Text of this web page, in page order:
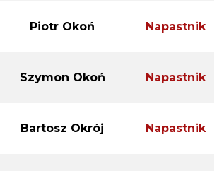
Piotr Okoń Napastnik
Szymon Okoń Napastnik
Bartosz Okrój Napastnik